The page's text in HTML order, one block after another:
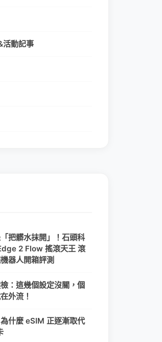
活動記事
把髒水抹開」！石頭科
2 Flow 搖滾天王 滾
器人開箱評測
：這幾個設定沒關，個
外流！
什麼 eSIM 正逐漸取代